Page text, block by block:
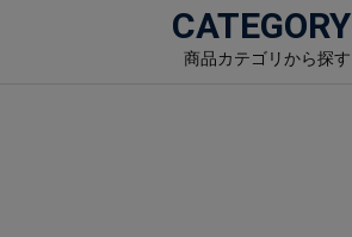
CATEGORY
商品カテゴリから探す